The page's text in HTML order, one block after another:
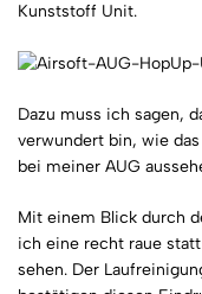
Kunststoff Unit.
Dazu muss ich sagen,
verwundert bin, wie
bei meiner AUG
Mit einem Blick durch
ich eine recht raue
sehen. Der